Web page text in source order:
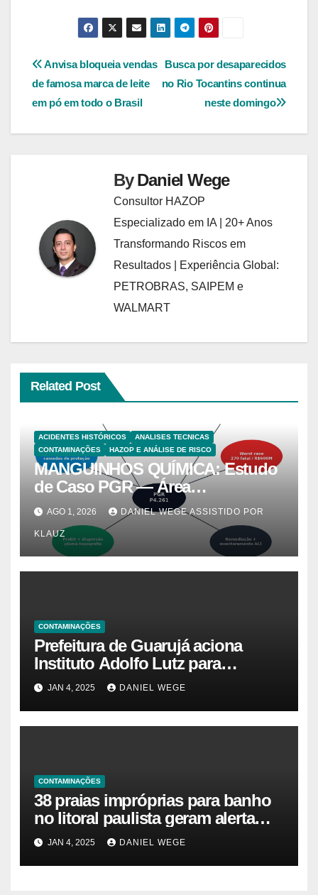
Navegação
de
Busca por desaparecidos
no Rio Tocantins continua
neste domingo
Anvisa bloqueia vendas
de famosa marca de leite
em pó em todo o Brasil
ByDaniel Wege
Consultor HAZOP
Especializado em IA | 20+ Anos
Transformando Riscos em
Resultados | Experiência Global:
PETROBRAS, SAIPEM e
WALMART
Related Post
ACIDENTES HISTÓRICOS
ANALISES TECNICAS
CONTAMINAÇÕES
HAZOP E ANÁLISE DE RISCO
MANGUINHOS QUÍMICA: Estudo
de Caso PGR — Área
Contaminada Prioridade A em
Campinas (CETESB P4.261)
AGO 1, 2026 DANIEL WEGE ASSISTIDO POR
KLAUZ
CONTAMINAÇÕES
Prefeitura de Guarujá aciona
Instituto Adolfo Lutz para
identificar causas da virose em
moradores e turistas – Notícias
das Praias
JAN 4, 2025 DANIEL WEGE
CONTAMINAÇÕES
38 praias impróprias para banho
no litoral paulista geram alerta
ambiental e de saúde pública
JAN 4, 2025 DANIEL WEGE